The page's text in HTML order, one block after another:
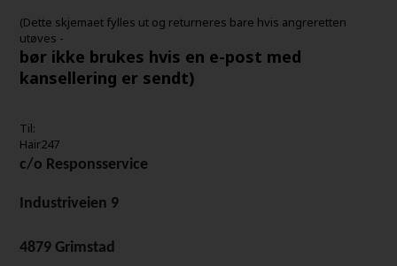
(Dette skjemaet fylles ut og returneres bare hvis angreretten
utøves -
bør ikke brukes hvis en e-post med
kansellering er sendt)
Til:
Hair247
c/o Responsservice
Industriveien 9
4879 Grimstad